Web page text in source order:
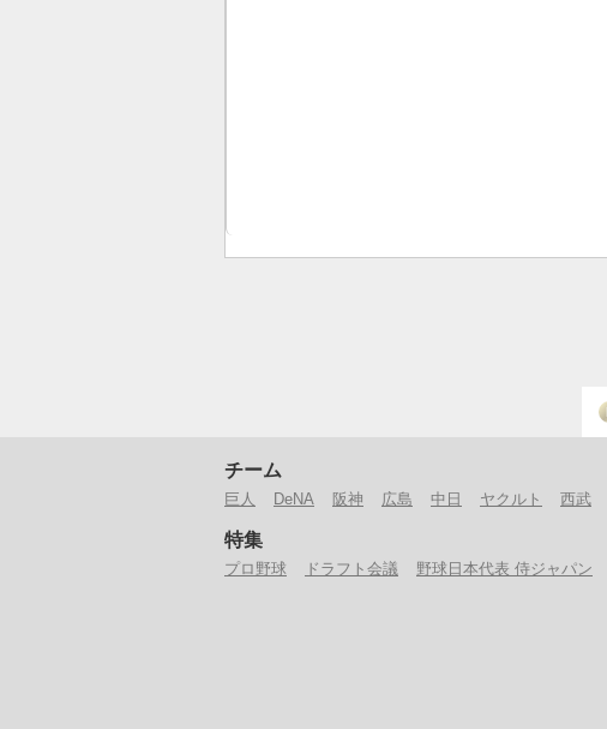
チーム
巨人 DeNA 阪神 広島 中日 ヤクルト 西武
特集
プロ野球 ドラフト会議 野球日本代表 侍ジャパン